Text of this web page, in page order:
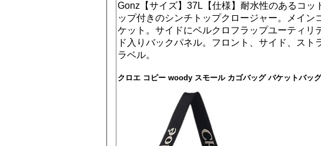
Gonz【サイズ】37L【仕様】耐水性のあるコ
ップ付きのシンチトップクロージャー。メイ
ケット。サイドにベルクロフラップユーティ
ド入りバックパネル。フロント、サイド、ス
ラベル。
クロエ コピー woody スモール カゴバッグ バケットバッ